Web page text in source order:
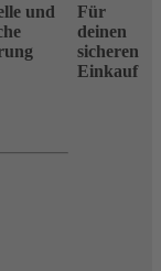
und
Für
deinen
sicheren
Einkauf